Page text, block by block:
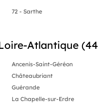
72 - Sarthe
Atlantique
Ancenis-Saint-Géréon
Châteaubriant
Guérande
La Chapelle-sur-Erdre